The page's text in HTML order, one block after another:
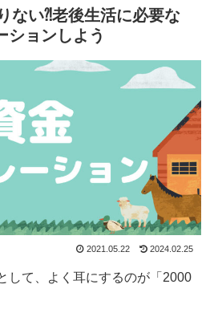
ない⁈老後生活に必要な
ションしよう
2021.05.22 2024.02.25
して、よく耳にするのが「2000